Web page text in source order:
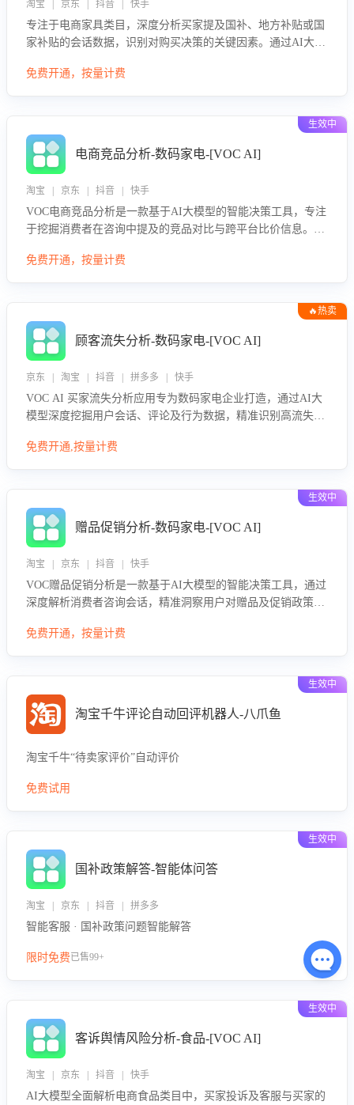
淘宝 | 京东 | 抖音 | 快手
专注于电商家具类目，深度分析买家提及国补、地方补贴或国
家补贴的会话数据，识别对购买决策的关键因素。通过AI大模
略，助力商家利用国补政策提升GMV。
免费开通，按量计费
生效中
电商竞品分析-数码家电-[VOC AI]
淘宝 | 京东 | 抖音 | 快手
VOC电商竞品分析是一款基于AI大模型的智能决策工具，专注
于挖掘消费者在咨询中提及的竞品对比与跨平台比价信息。该
息，进行多维度交叉对比，并分析消费者的比价行为。通过提
免费开通，按量计费
🔥热卖
顾客流失分析-数码家电-[VOC AI]
京东 | 淘宝 | 抖音 | 拼多多 | 快手
VOC AI 买家流失分析应用专为数码家电企业打造，通过AI大
模型深度挖掘用户会话、评论及行为数据，精准识别高流失风
迟、竞品价格冲击等。系统自动输出可落地的挽回策略，迅速
免费开通,按量计费
生效中
赠品促销分析-数码家电-[VOC AI]
淘宝 | 京东 | 抖音 | 快手
VOC赠品促销分析是一款基于AI大模型的智能决策工具，通过
深度解析消费者咨询会话，精准洞察用户对赠品及促销政策的
求，帮助企业制定个性化赠品组合策略，优化资源投放并淘汰
免费开通，按量计费
生效中
淘宝千牛评论自动回评机器人-八爪鱼
淘宝千牛“待卖家评价”自动评价
免费试用
生效中
国补政策解答-智能体问答
淘宝 | 京东 | 抖音 | 拼多多
智能客服 · 国补政策问题智能解答
限时免费已售99+
生效中
客诉舆情风险分析-食品-[VOC AI]
淘宝 | 京东 | 抖音 | 快手
AI大模型全面解析电商食品类目中，买家投诉及客服与买家的